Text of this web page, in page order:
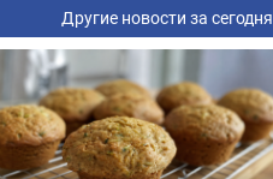
Другие новости за сегодня